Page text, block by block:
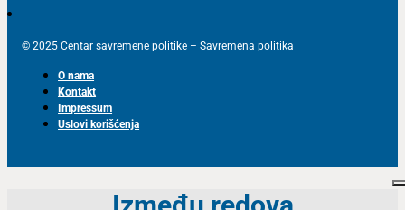
© 2025 Centar savremene politike – Savremena politika
O nama
Kontakt
Impressum
Uslovi korišćenja